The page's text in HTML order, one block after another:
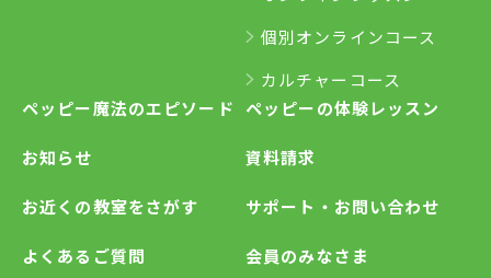
個別オンラインコース
カルチャーコース
ペッピー魔法のエピソード
お知らせ
お近くの教室をさがす
よくあるご質問
ペッピーの体験レッスン
資料請求
サポート・お問い合わせ
会員のみなさま